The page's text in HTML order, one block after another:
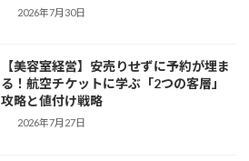
2026年7月30日
【美容室経営】安売りせずに予約が埋ま
る！航空チケットに学ぶ「2つの客層」
攻略と値付け戦略
2026年7月27日